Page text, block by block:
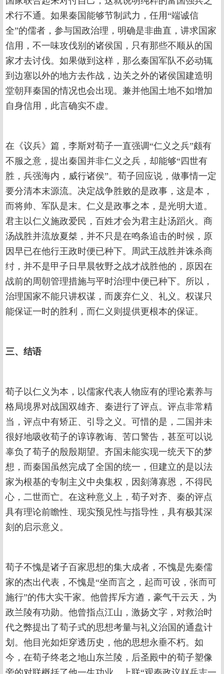
术行不通。如果秦国能够节制武力，任用“端诚信
全”的儒者，参与国政治理，明确是非曲直，讲求国家
信用，不一味攻伐别的诸侯国，只有那些不顺从的国
家才去讨伐。如果做到这样，那么秦国军队不必动辄
到边塞以外的地方去作战，边关之外的诸侯国建造明
堂朝拜秦国的情况也会出现。兼并他国土地不如增加
自身信用，此言确实不虚。
在《议兵》篇，李斯对荀子一直强调“仁义之兵”颇有
不服之意，提出秦国并非仁义之兵，却能够“四世有
胜，兵强海内，威行诸侯”。荀子回应说，做事情一定
要分清本末源流。决定战争胜败的是政事，这是本，
而将帅、军队是末。仁义是政事之本，是光明大道。
君主以仁义施政爱民，百姓才会为君主赴汤蹈火。商
汤战胜并流放夏桀，并不只是在鸣条追击的时候，原
因早已在他行王政时便已种下。周武王战胜并诛杀商
纣，并不是甲子日早晨牧野之战才战胜他的，原因在
战前的周朝管理措施与平时治理中便已种下。所以，
治理国家不能只讲权谋，而废弃仁义、礼义。权谋只
能保证一时的胜利，而仁义则提供更根本的保证。
三、结语
荀子以仁义为本，以儒家代表人物应有的理论素养与
格局境界对战国双雄齐、秦进行了评点。评点非常精
当，评点中有矫正、引导之义。可惜的是，二国并未
很好地吸收荀子的谆谆教诲、苦口警告，甚至可以说
辜负了荀子的殷殷期望。齐国未能实现一统天下的梦
想，而秦国虽然完成了全国的统一，但建立的是以法
家为根基的专制主义中央集权，因刻薄寡恩，不得民
心，二世而亡。在这种意义上，荀子对齐、秦的评点
具有理论前瞻性、现实预见性与指导性，具有极其深
刻的启示意义。
荀子不愧是诸子百家思想的集大成者，不愧是先秦儒
家的杰出代表，不愧是“坐而言之，起而可设，张而可
施行”的伟大实干家。他曾挥斥方遒，豪气干云天，为
政兰陵有功勋。他曾指点江山，激扬文字，对救治时
代之弊提出了荀子式的思想考量与礼义治国的通盘计
划。他目光如炬穿透历史，他的思想永垂不朽。如
今，在荀子终老之地山东兰陵，后圣殿中的荀子塑像